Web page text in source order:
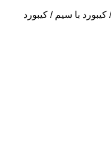
کیبورد با سیم کیبورد